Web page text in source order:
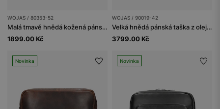
WOJAS / 80353-52
Malá tmavě hnědá kožená pánská taška
1899.00 Kč
WOJAS / 90019-42
Velká hnědá pánská taška z olejované kůže pull up
3799.00 Kč
Novinka Novinka